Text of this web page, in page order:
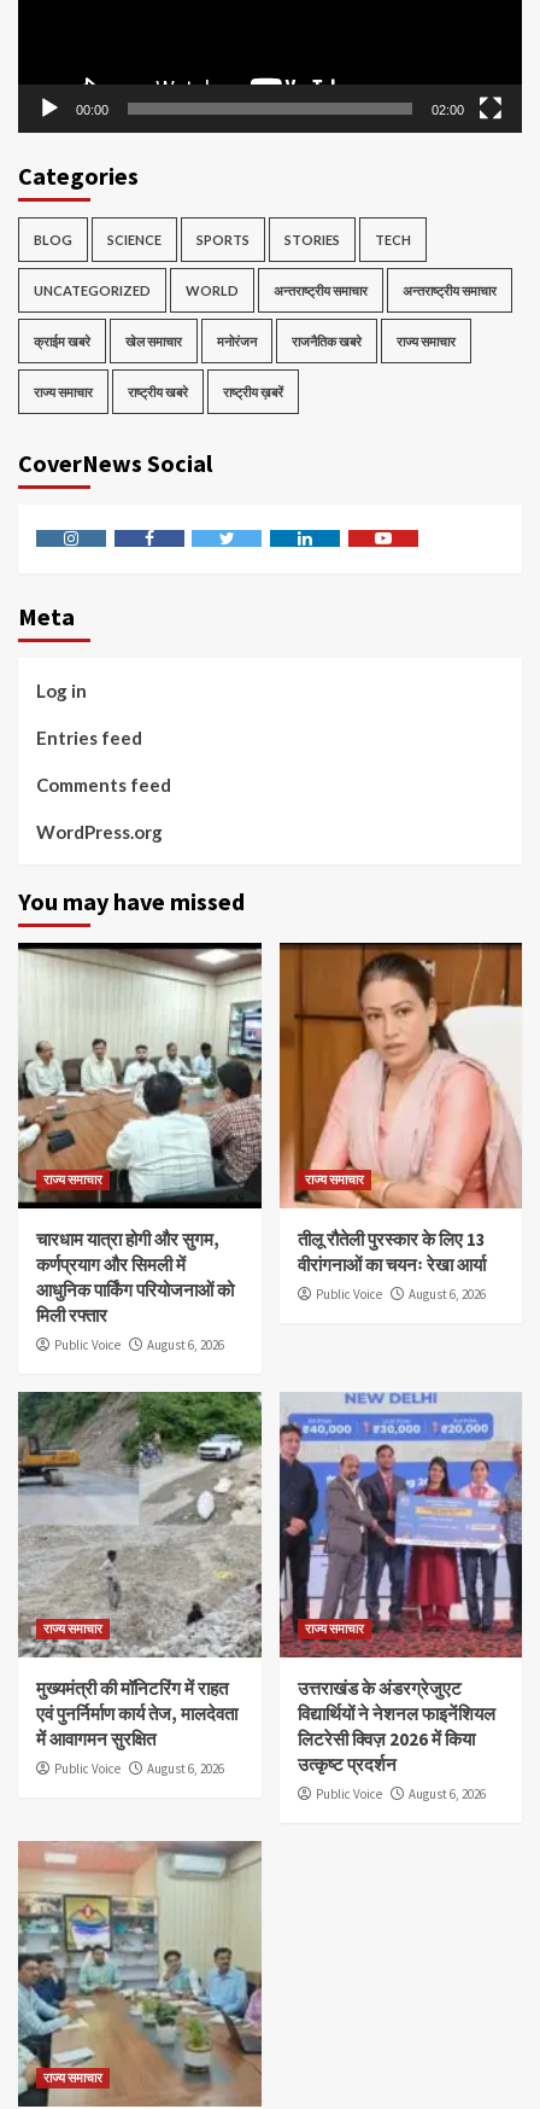
00:00 02:00
Categories
BLOG SCIENCE SPORTS STORIES TECH
UNCATEGORIZED WORLD अन्तराष्ट्रीय समाचार अन्तराष्ट्रीय समाचार
क्राईम खबरे खेल समाचार मनोरंजन राजनैतिक खबरे राज्य समाचार
राज्य समाचार राष्ट्रीय खबरे राष्ट्रीय ख़बरें
CoverNews Social
Meta
Log in
Entries feed
Comments feed
WordPress.org
You may have missed
राज्य समाचार
चारधाम यात्रा होगी और सुगम,
कर्णप्रयाग और सिमली में
आधुनिक पार्किंग परियोजनाओं को
मिली रफ्तार
Public Voice August 6, 2026
राज्य समाचार
तीलू रौतेली पुरस्कार के लिए 13
वीरांगनाओं का चयनः रेखा आर्या
Public Voice August 6, 2026
राज्य समाचार
मुख्यमंत्री की मॉनिटरिंग में राहत
एवं पुनर्निर्माण कार्य तेज, मालदेवता
में आवागमन सुरक्षित
Public Voice August 6, 2026
राज्य समाचार
उत्तराखंड के अंडरग्रेजुएट
विद्यार्थियों ने नेशनल फाइनेंशियल
लिटरेसी क्विज़ 2026 में किया
उत्कृष्ट प्रदर्शन
Public Voice August 6, 2026
राज्य समाचार